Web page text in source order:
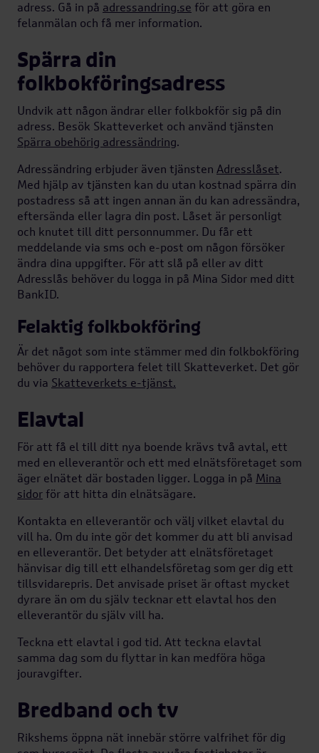
adress. Gå in på adressandring.se för att göra en
felanmälan och få mer information.
Spärra din
folkbokföringsadress
Undvik att någon ändrar eller folkbokför sig på din
adress. Besök Skatteverket och använd tjänsten
Spärra obehörig adressändring.
Adressändring erbjuder även tjänsten Adresslåset.
Med hjälp av tjänsten kan du utan kostnad spärra din
postadress så att ingen annan än du kan adressändra,
eftersända eller lagra din post. Låset är personligt
och knutet till ditt personnummer. Du får ett
meddelande via sms och e-post om någon försöker
ändra dina uppgifter. För att slå på eller av ditt
Adresslås behöver du logga in på Mina Sidor med ditt
BankID.
Felaktig folkbokföring
Är det något som inte stämmer med din folkbokföring
behöver du rapportera felet till Skatteverket. Det gör
du via Skatteverkets e-tjänst.
Elavtal
För att få el till ditt nya boende krävs två avtal, ett
med en elleverantör och ett med elnätsföretaget som
äger elnätet där bostaden ligger. Logga in på Mina
sidor för att hitta din elnätsägare.
Kontakta en elleverantör och välj vilket elavtal du
vill ha. Om du inte gör det kommer du att bli anvisad
en elleverantör. Det betyder att elnätsföretaget
hänvisar dig till ett elhandelsföretag som ger dig ett
tillsvidarepris. Det anvisade priset är oftast mycket
dyrare än om du själv tecknar ett elavtal hos den
elleverantör du själv vill ha.
Teckna ett elavtal i god tid. Att teckna elavtal
samma dag som du flyttar in kan medföra höga
jouravgifter.
Bredband och tv
Rikshems öppna nät innebär större valfrihet för dig